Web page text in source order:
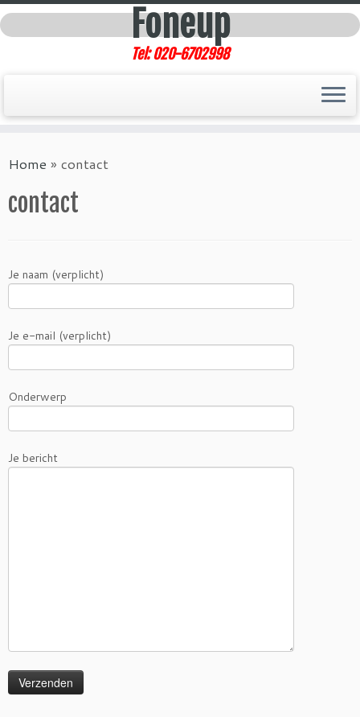
Foneup
Tel: 020-6702998
Home » contact
contact
Je naam (verplicht)
Je e-mail (verplicht)
Onderwerp
Je bericht